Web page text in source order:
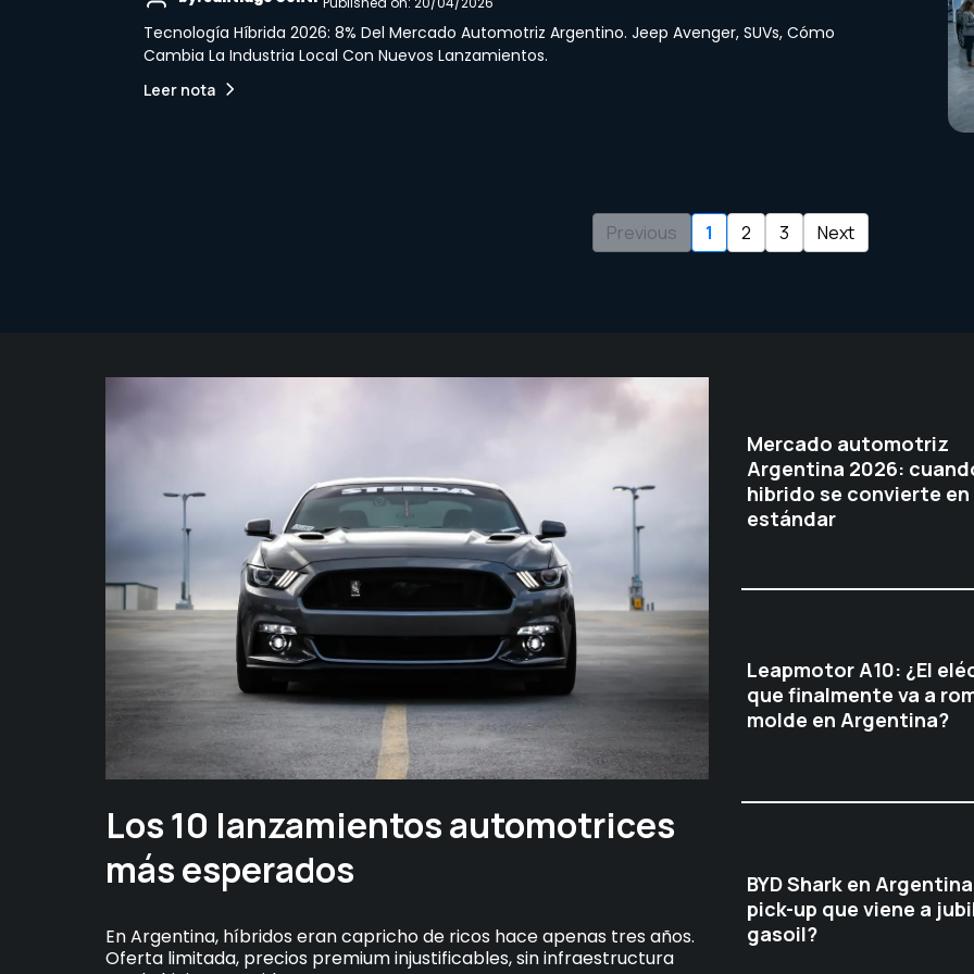
Tecnología Híbrida 2026: 8% Del Mercado Automotriz Argentino. Jeep Avenger, SUVs, Cómo
Cambia La Industria Local Con Nuevos Lanzamientos.
Leer nota
Previous 1 2 3 Next
Los 10 lanzamientos automotrices
más esperados
En Argentina, híbridos eran capricho de ricos hace apenas tres años.
Oferta limitada, precios premium injustificables, sin infraestructura
Mercado automotriz
Argentina 2026:
hibrido se convierte en
estándar
Leapmotor A10: ¿El
que finalmente va a
molde en Argentina?
BYD Shark en
pick-up que viene a
gasoil?